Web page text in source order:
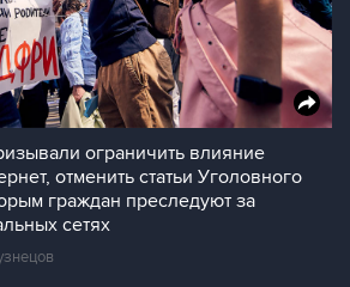
ограничить влияние
отменить статьи Уголовного
граждан преследуют за
сетях